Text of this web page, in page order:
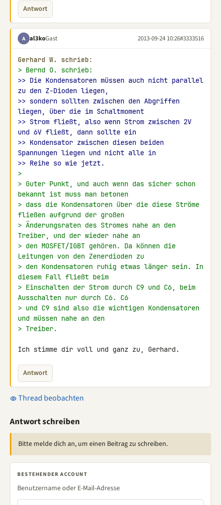
Antwort
A al3koGast 2013-09-24 10:26#3333516
Gerhard W. schrieb:
> Bernd O. schrieb:
>> Die Kondensatoren müssen auch nicht parallel
zu den Z-Dioden liegen,
>> sondern sollten zwischen den Abgriffen
liegen, über die im Schaltmoment
>> Strom fließt, also wenn Strom zwischen 2V
und 6V fließt, dann sollte ein
>> Kondensator zwischen diesen beiden
Spannungen liegen und nicht alle in
>> Reihe so wie jetzt.
>
> Guter Punkt, und auch wenn das sicher schon
bekannt ist muss man betonen
> dass die Kondensatoren über die diese Ströme
fließen aufgrund der großen
> Änderungsraten des Stromes nahe an den
Treiber, und der wieder nahe an
> den MOSFET/IGBT gehören. Da können die
Leitungen von den Zenerdioden zu
> den Kondensatoren ruhig etwas länger sein. In
diesem Fall fließt beim
> Einschalten der Strom durch C9 und C6, beim
Ausschalten nur durch C6. C6
> und C9 sind also die wichtigen Kondensatoren
und müssen nahe an den
> Treiber.
Ich stimme dir voll und ganz zu, Gerhard.
Antwort
Thread beobachten
Antwort schreiben
Bitte melde dich an, um einen Beitrag zu schreiben.
BESTEHENDER ACCOUNT
Benutzername oder E-Mail-Adresse